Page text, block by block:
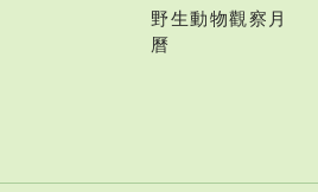
野生動物觀察月
曆